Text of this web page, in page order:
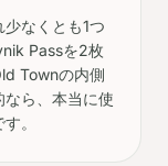
なくとも1つ
Passを2枚
Townの内側
ら、本当に使
。